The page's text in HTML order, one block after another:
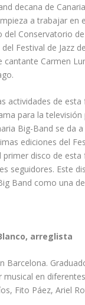
decana de
a trabajar en
del Conservatorio
del Festival de Jazz
cantante Carmen
actividades de
para la
Big-Band se da
ediciones del
primer disco de
seguidores. Este
Band como una
arreglista
Barcelona.
musical en
Fito Páez, Ariel